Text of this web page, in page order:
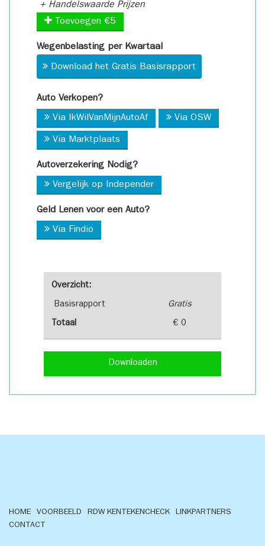
Overzicht:
Basisrapport Gratis
Totaal € 0
Downloaden
+ Handelswaarde Prijzen
Toevoegen €5
Wegenbelasting per Kwartaal
Download het Gratis Basisrapport
Auto Verkopen?
Via IkWilVanMijnAutoAf Via OSW
Via Marktplaats
Autoverzekering Nodig?
Vergelijk op Independer
Geld Lenen voor een Auto?
Via Findio
HOME VOORBEELD RDW KENTEKENCHECK
LINKPARTNERS
CONTACT